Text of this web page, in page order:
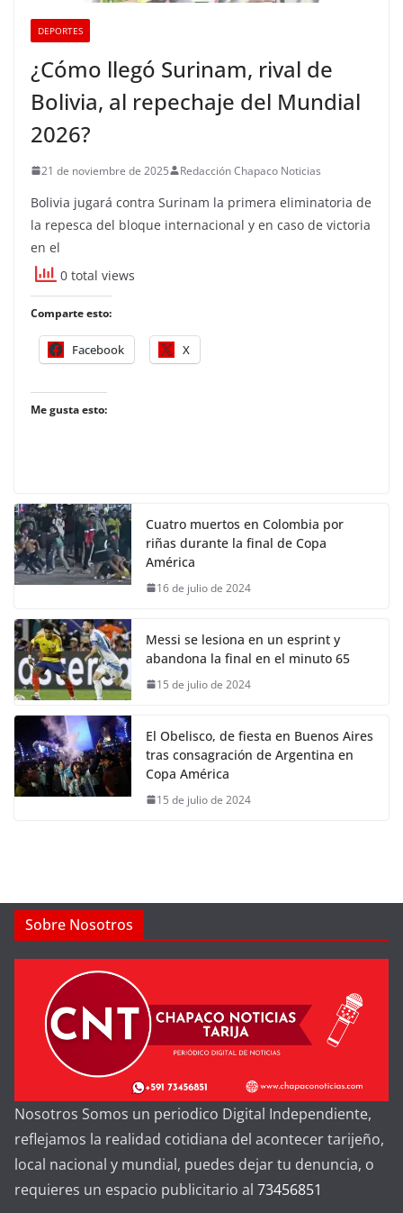
DEPORTES
¿Cómo llegó Surinam, rival de
Bolivia, al repechaje del Mundial
2026?
21 de noviembre de 2025 Redacción Chapaco Noticias
Bolivia jugará contra Surinam la primera eliminatoria de
la repesca del bloque internacional y en caso de victoria
en el
0 total views
Comparte esto:
Facebook X
Me gusta esto:
Cuatro muertos en Colombia por
riñas durante la final de Copa
América
16 de julio de 2024
Messi se lesiona en un esprint y
abandona la final en el minuto 65
15 de julio de 2024
El Obelisco, de fiesta en Buenos Aires
tras consagración de Argentina en
Copa América
15 de julio de 2024
Sobre Nosotros
Nosotros Somos un periodico Digital Independiente,
reflejamos la realidad cotidiana del acontecer tarijeño,
local nacional y mundial, puedes dejar tu denuncia, o
requieres un espacio publicitario al 73456851